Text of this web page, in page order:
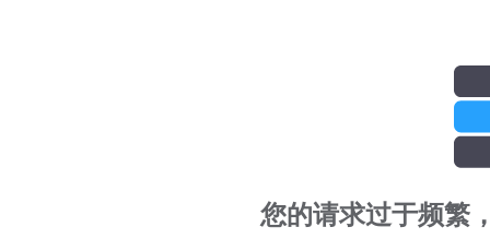
您的请求过于频繁